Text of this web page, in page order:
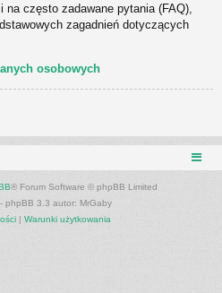
często zadawane pytania (FAQ),
zagadnień dotyczących
osobowych
® Forum Software © phpBB Limited
- phpBB 3.3 autor: MrGaby
| Warunki użytkowania